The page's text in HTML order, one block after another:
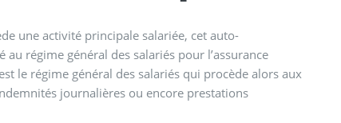
une activité principale salariée, cet auto-
régime général des salariés pour l’assurance
le régime général des salariés qui procède alors aux
journalières ou encore prestations